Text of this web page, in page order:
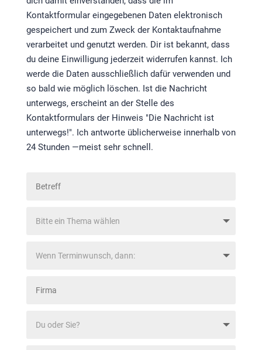
Kontaktformular eingegebenen Daten elektronisch
gespeichert und zum Zweck der Kontaktaufnahme
verarbeitet und genutzt werden. Dir ist bekannt, dass
du deine Einwilligung jederzeit widerrufen kannst. Ich
werde die Daten ausschließlich dafür verwenden und
so bald wie möglich löschen. Ist die Nachricht
unterwegs, erscheint an der Stelle des
Kontaktformulars der Hinweis "Die Nachricht ist
unterwegs!". Ich antworte üblicherweise innerhalb von
24 Stunden —meist sehr schnell.